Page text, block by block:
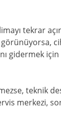
tekrar
gidermek
teknik
merkezi,